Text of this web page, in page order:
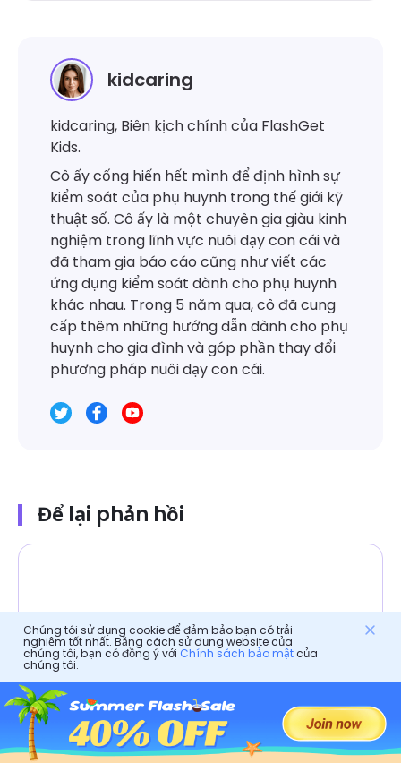
kidcaring
kidcaring, Biên kịch chính của FlashGet
Kids.
Cô ấy cống hiến hết mình để định hình sự
kiểm soát của phụ huynh trong thế giới kỹ
thuật số. Cô ấy là một chuyên gia giàu kinh
nghiệm trong lĩnh vực nuôi dạy con cái và
đã tham gia báo cáo cũng như viết các
ứng dụng kiểm soát dành cho phụ huynh
khác nhau. Trong 5 năm qua, cô đã cung
cấp thêm những hướng dẫn dành cho phụ
huynh cho gia đình và góp phần thay đổi
phương pháp nuôi dạy con cái.
Để lại phản hồi
Chúng tôi sử dụng cookie để đảm bảo bạn có trải
nghiệm tốt nhất. Bằng cách sử dụng website của
chúng tôi, bạn có đồng ý với Chính sách bảo mậtcủa
chúng tôi.